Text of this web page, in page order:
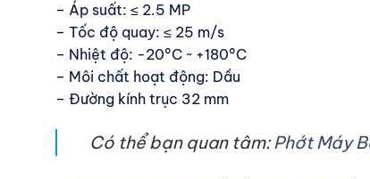
– Áp suất: ≤ 2.5 MP
– Tốc độ quay: ≤ 25 m/s
– Nhiệt độ: -20°C ~ +180°C
– Môi chất hoạt động: Dầu
– Đường kính trục 32 mm
Có thể bạn quan tâm:Phớt Máy